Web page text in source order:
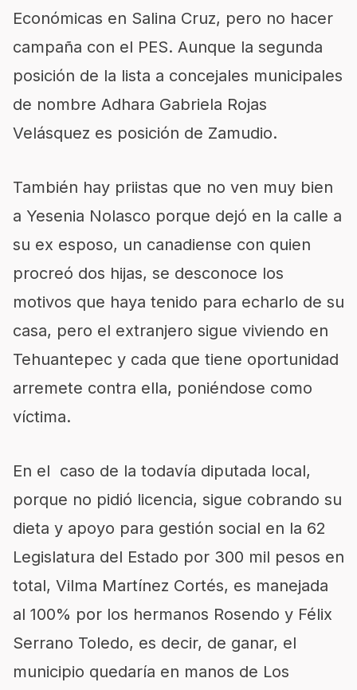
Económicas en Salina Cruz, pero no hacer
campaña con el PES. Aunque la segunda
posición de la lista a concejales municipales
de nombre Adhara Gabriela Rojas
Velásquez es posición de Zamudio.
También hay priistas que no ven muy bien
a Yesenia Nolasco porque dejó en la calle a
su ex esposo, un canadiense con quien
procreó dos hijas, se desconoce los
motivos que haya tenido para echarlo de su
casa, pero el extranjero sigue viviendo en
Tehuantepec y cada que tiene oportunidad
arremete contra ella, poniéndose como
víctima.
En el caso de la todavía diputada local,
porque no pidió licencia, sigue cobrando su
dieta y apoyo para gestión social en la 62
Legislatura del Estado por 300 mil pesos en
total, Vilma Martínez Cortés, es manejada
al 100% por los hermanos Rosendo y Félix
Serrano Toledo, es decir, de ganar, el
municipio quedaría en manos de Los